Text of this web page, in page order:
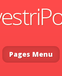
Pages Menu